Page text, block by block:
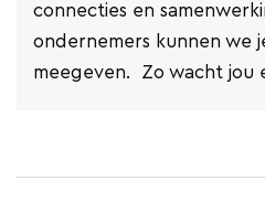
connecties en
ondernemers kunnen we
meegeven. Zo wacht jou